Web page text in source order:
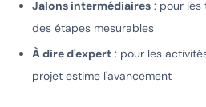
Jalons intermédiaires : pour les
des étapes mesurables
À dire d'expert : pour les
projet estime l'avancement